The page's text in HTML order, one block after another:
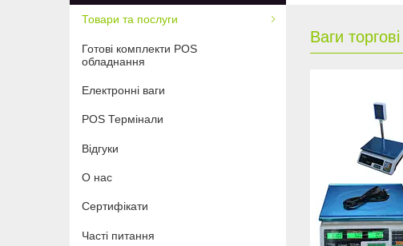
Ваги
Товари та послуги
Готові комплекти POS
обладнання
Електронні ваги
POS Термінали
Відгуки
О нас
Сертифікати
Часті питання